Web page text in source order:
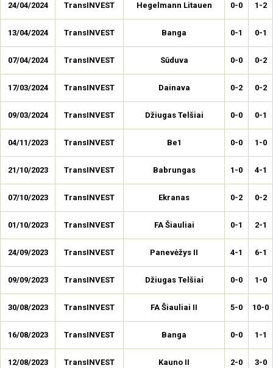
24/04/2024 TransINVEST Hegelmann Litauen 0-0 1-2
13/04/2024 TransINVEST Banga 0-1 0-1
07/04/2024 TransINVEST Sūduva 0-0 0-2
17/03/2024 TransINVEST Dainava 0-2 0-2
09/03/2024 TransINVEST Džiugas Telšiai 0-0 0-1
04/11/2023 TransINVEST Be1 0-0 1-0
21/10/2023 TransINVEST Babrungas 1-0 4-1
07/10/2023 TransINVEST Ekranas 0-2 0-2
01/10/2023 TransINVEST FA Šiauliai 0-1 2-1
24/09/2023 TransINVEST Panevėžys II 4-1 6-1
09/09/2023 TransINVEST Džiugas Telšiai 0-0 1-0
30/08/2023 TransINVEST FA Šiauliai II 5-0 10-0
16/08/2023 TransINVEST Banga 0-0 1-1
12/08/2023 TransINVEST Kauno II 2-0 3-0